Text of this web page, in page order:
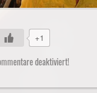
+1
deaktiviert!